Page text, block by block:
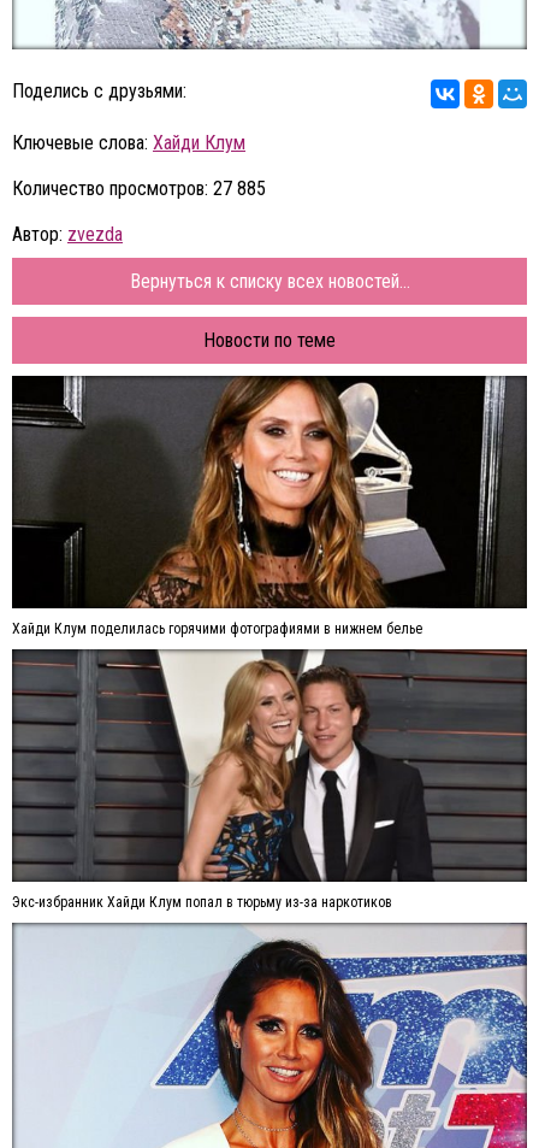
Поделись с друзьями:
Ключевые слова: Хайди Клум
Количество просмотров: 27 885
Автор: zvezda
Вернуться к списку всех новостей...
Новости по теме
Хайди Клум поделилась горячими фотографиями в нижнем белье
Экс-избранник Хайди Клум попал в тюрьму из-за наркотиков